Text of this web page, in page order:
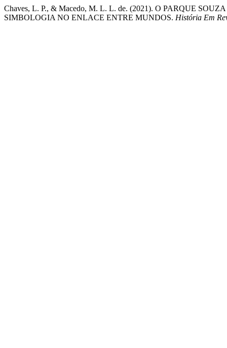
Chaves, L. P., & Macedo, M. L. L. de. (2021). O PARQUE
SIMBOLOGIA NO ENLACE ENTRE MUNDOS. História Em